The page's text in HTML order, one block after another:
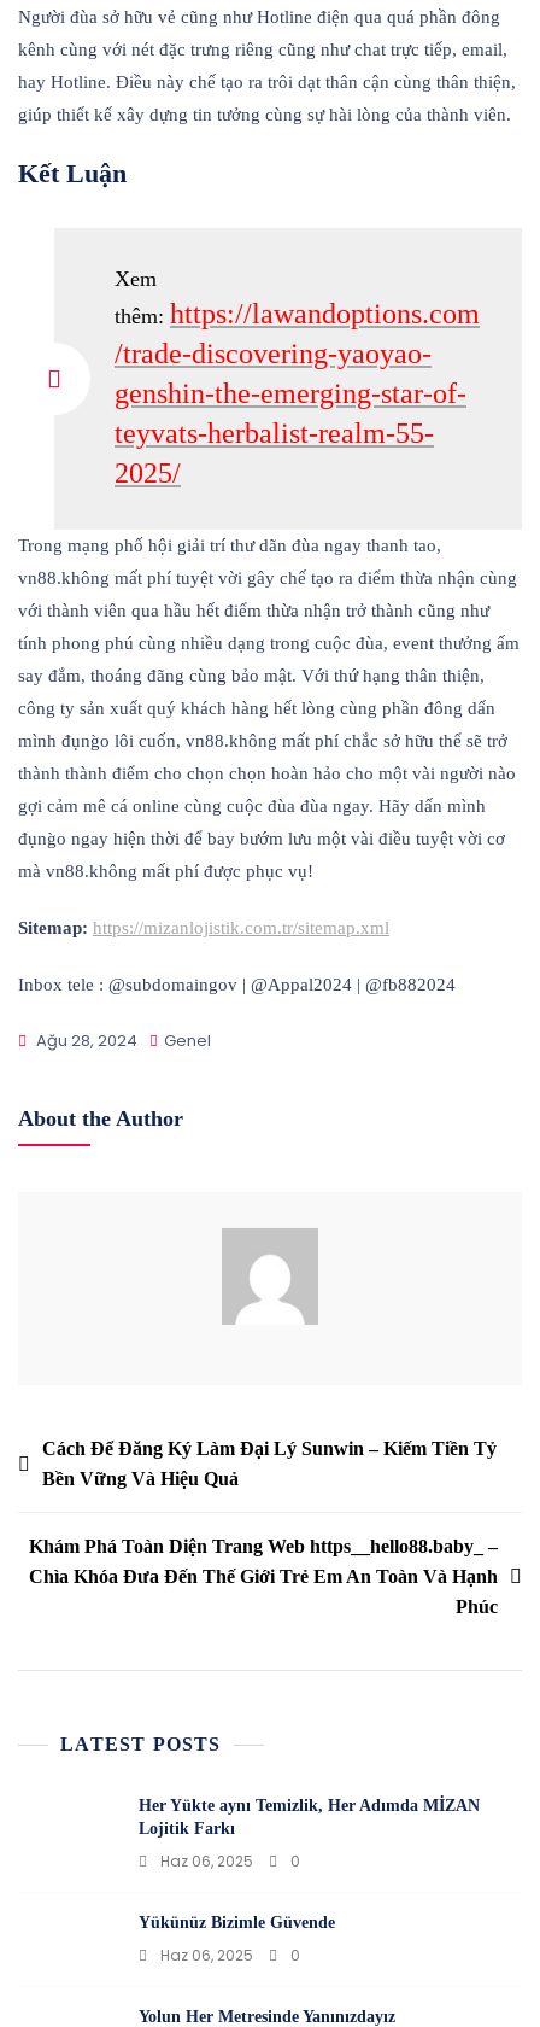
Người đùa sở hữu vẻ cũng như Hotline điện qua quá phần đông
kênh cùng với nét đặc trưng riêng cũng như chat trực tiếp, email,
hay Hotline. Điều này chế tạo ra trôi dạt thân cận cùng thân thiện,
giúp thiết kế xây dựng tin tưởng cùng sự hài lòng của thành viên.
Kết Luận
Xem
thêm: https://lawandoptions.com
/trade-discovering-yaoyao-
genshin-the-emerging-star-of-
teyvats-herbalist-realm-55-
2025/
Trong mạng phố hội giải trí thư dãn đùa ngay thanh tao,
vn88.không mất phí tuyệt vời gây chế tạo ra điểm thừa nhận cùng
với thành viên qua hầu hết điểm thừa nhận trở thành cũng như
tính phong phú cùng nhiều dạng trong cuộc đùa, event thưởng ấm
say đắm, thoáng đãng cùng bảo mật. Với thứ hạng thân thiện,
công ty sản xuất quý khách hàng hết lòng cùng phần đông dấn
mình đụng̀o lôi cuốn, vn88.không mất phí chắc sở hữu thể sẽ trở
thành thành điểm cho chọn chọn hoàn hảo cho một vài người nào
gợi cảm mê cá online cùng cuộc đùa đùa ngay. Hãy dấn mình
đụng̀o ngay hiện thời để bay bướm lưu một vài điều tuyệt vời cơ
mà vn88.không mất phí được phục vụ!
Sitemap: https://mizanlojistik.com.tr/sitemap.xml
Inbox tele : @subdomaingov | @Appal2024 | @fb882024
Ağu 28, 2024 Genel
About the Author
Yazı
gezinmesi
Cách Để Đăng Ký Làm Đại Lý Sunwin – Kiếm Tiền Tỷ
Bền Vững Và Hiệu Quả
Khám Phá Toàn Diện Trang Web https__hello88.baby_ –
Chìa Khóa Đưa Đến Thế Giới Trẻ Em An Toàn Và Hạnh
Phúc
LATEST POSTS
Her Yükte aynı Temizlik, Her Adımda MİZAN
Lojitik Farkı
Haz 06, 2025 0
Yükünüz Bizimle Güvende
Haz 06, 2025 0
Yolun Her Metresinde Yanınızdayız